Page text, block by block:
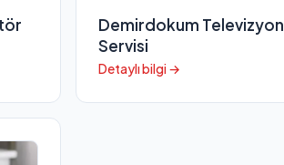
Demirdokum Televizyon
Servisi
Detaylı bilgi →